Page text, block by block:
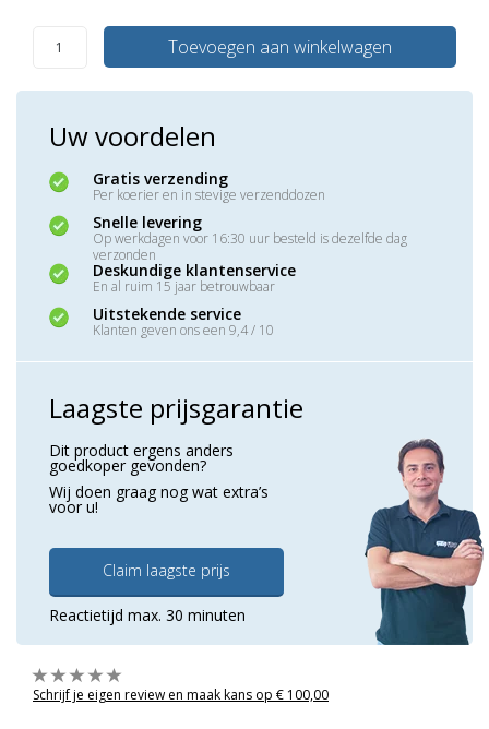
Toevoegen aan winkelwagen
Uw voordelen
Gratis verzending
Per koerier en in stevige verzenddozen
Snelle levering
Op werkdagen voor 16:30 uur besteld is dezelfde dag
verzonden
Deskundige klantenservice
En al ruim 15 jaar betrouwbaar
Uitstekende service
Klanten geven ons een 9,4 / 10
Laagste prijsgarantie
Dit product ergens anders
goedkoper gevonden?
Wij doen graag nog wat extra’s
voor u!
Claim laagste prijs
Reactietijd max. 30 minuten
Schrijf je eigen review en maak kans op € 100,00